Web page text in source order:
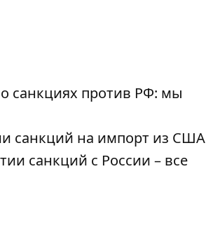
санкциях против РФ: мы
санкций на импорт из США
санкций с России – все